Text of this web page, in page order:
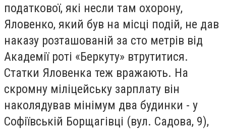
податкової, які несли там охорону,
Яловенко, який був на місці подій, не дав
наказу розташованій за сто метрів від
Академії роті «Беркуту» втрутитися.
Статки Яловенка теж вражають. На
скромну міліцейську зарплату він
наколядував мінімум два будинки - у
Софіївській Борщагівці (вул. Садова, 9),